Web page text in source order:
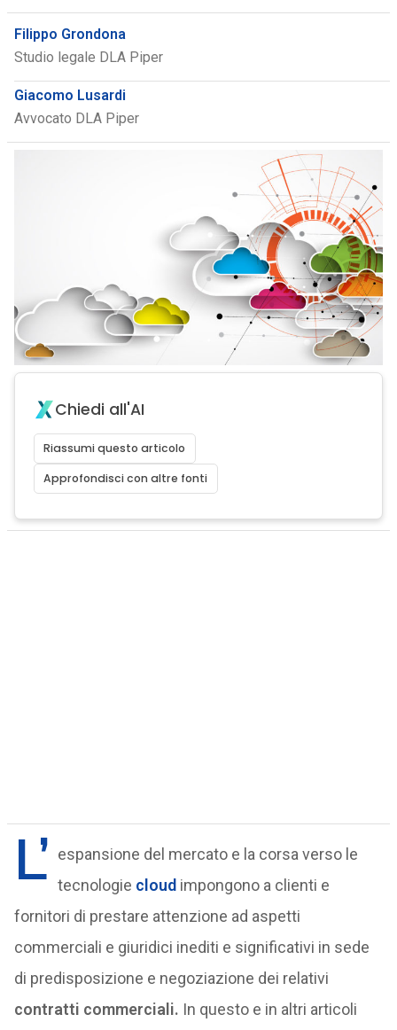
Filippo Grondona
Studio legale DLA Piper
Giacomo Lusardi
Avvocato DLA Piper
Chiedi all'AI
Riassumi questo articolo
Approfondisci con altre fonti
L’ espansione del mercato e la corsa verso le
tecnologie cloud impongono a clienti e
fornitori di prestare attenzione ad aspetti
commerciali e giuridici inediti e significativi in sede
di predisposizione e negoziazione dei relativi
contratti commerciali. In questo e in altri articoli